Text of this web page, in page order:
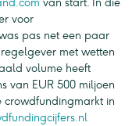
voor
pas net een paar
met wetten
volume heeft
van EUR 500 miljoen
in